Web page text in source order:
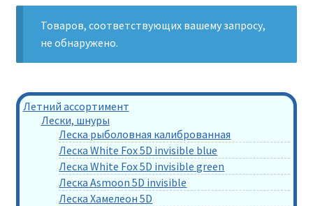
Новинки
Прайс
Контакты
Товаров, соответствующих вашему запросу,
не обнаружено.
Летний ассортимент
Лески, шнуры
Леска рыболовная калиброванная
Леска White Fox 5D invisible blue
Леска White Fox 5D invisible green
Леска Asmoon 5D invisible
Леска Хамелеон 5D